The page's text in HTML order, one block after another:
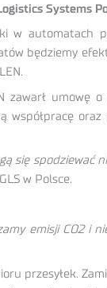
Systems
automatach
będziemy
zawarł
współpracę
się spodziewać
w Polsce.
emisji CO2 i
przesyłek.